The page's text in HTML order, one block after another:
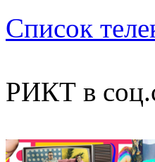
Список
РИКТ в